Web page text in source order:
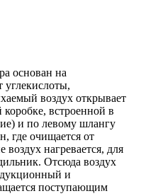
основан на
воздух открывает
встроенной в
и по левому шлангу
где очищается от
воздух нагревается, для
Отсюда воздух
и
поступающим